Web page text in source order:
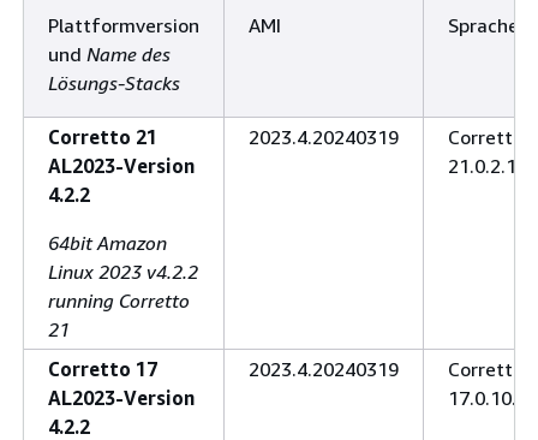
Plattformversion
und Name des
Lösungs-Stacks
AMI Sprache
Corretto 21
AL2023-Version
4.2.2
64bit Amazon
Linux 2023 v4.2.2
running Corretto
21
2023.4.20240319
Corretto
Corretto 17
AL2023-Version
4.2.2
2023.4.20240319
Corretto